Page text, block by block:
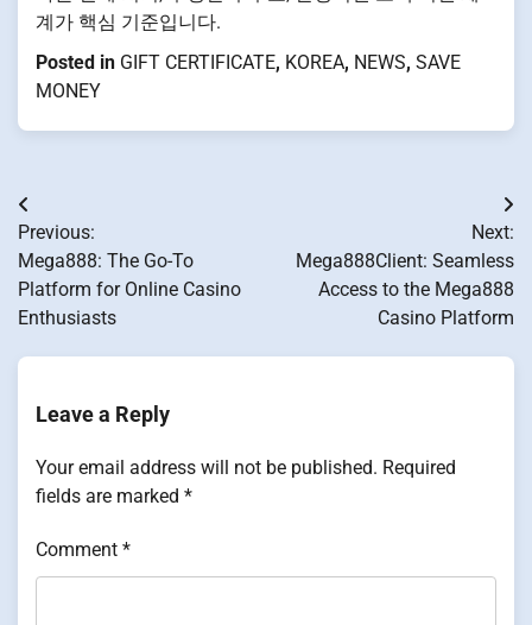
계가 핵심 기준입니다.
Posted in GIFT CERTIFICATE, KOREA, NEWS, SAVE
MONEY
Post
navigation
Previous:
Mega888: The Go-To
Platform for Online Casino
Enthusiasts
Next:
Mega888Client: Seamless
Access to the Mega888
Casino Platform
Leave a Reply
Your email address will not be published. Required
fields are marked *
Comment *